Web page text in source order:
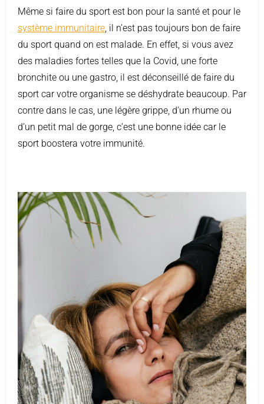
Même si faire du sport est bon pour la santé et pour le
système immunitaire, il n’est pas toujours bon de faire
du sport quand on est malade. En effet, si vous avez
des maladies fortes telles que la Covid, une forte
bronchite ou une gastro, il est déconseillé de faire du
sport car votre organisme se déshydrate beaucoup. Par
contre dans le cas, une légère grippe, d’un rhume ou
d’un petit mal de gorge, c’est une bonne idée car le
sport boostera votre immunité.